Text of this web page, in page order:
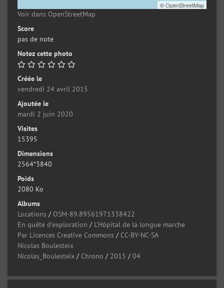
©OpenStreetMap
Voir dans OpenStreetMap
Score
pas de note
Notez cette photo
Créée le
vendredi 24 avril 2015
Ajoutée le
mardi 2 juin 2020
Visites
15395
Dimensions
2564*3840
Poids
2080 Ko
Albums
Locations / OSM-89.89561971338422
En quête d'exploration / L'Hôpital de la longue marche
Par Licences Creative Commons / CC-BY-NC-SA
Nicolas Boulesteix
Nicolas_Boulesteix / Chrono / 2015 /04